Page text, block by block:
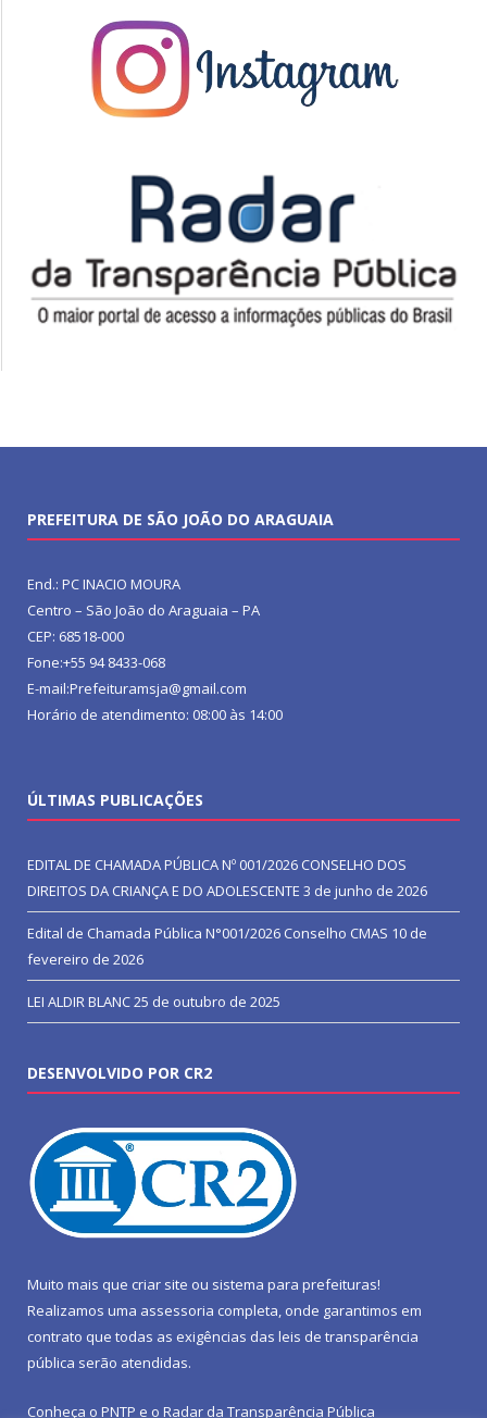
PREFEITURA DE SÃO JOÃO DO ARAGUAIA
End.: PC INACIO MOURA
Centro – São João do Araguaia – PA
CEP: 68518-000
Fone:+55 94 8433-068
E-mail:Prefeituramsja@gmail.com
Horário de atendimento: 08:00 às 14:00
ÚLTIMAS PUBLICAÇÕES
EDITAL DE CHAMADA PÚBLICA Nº 001/2026 CONSELHO DOS
DIREITOS DA CRIANÇA E DO ADOLESCENTE 3 de junho de 2026
Edital de Chamada Pública N°001/2026 Conselho CMAS 10 de
fevereiro de 2026
LEI ALDIR BLANC25 de outubro de 2025
DESENVOLVIDO POR CR2
Muito mais que criar site ou sistema para prefeituras!
Realizamos uma assessoria completa, onde garantimos em
contrato que todas as exigências das leis de transparência
pública serão atendidas.
Conheça o PNTP e o Radar da Transparência Pública